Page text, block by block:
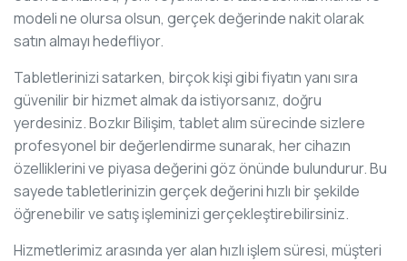
modeli ne olursa olsun, gerçek değerinde nakit olarak
satın almayı hedefliyor.
Tabletlerinizi satarken, birçok kişi gibi fiyatın yanı sıra
güvenilir bir hizmet almak da istiyorsanız, doğru
yerdesiniz. Bozkır Bilişim, tablet alım sürecinde sizlere
profesyonel bir değerlendirme sunarak, her cihazın
özelliklerini ve piyasa değerini göz önünde bulundurur. Bu
sayede tabletlerinizin gerçek değerini hızlı bir şekilde
öğrenebilir ve satış işleminizi gerçekleştirebilirsiniz.
Hizmetlerimiz arasında yer alan hızlı işlem süresi, müşteri